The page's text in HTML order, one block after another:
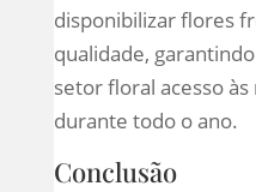
disponibilizar flores
qualidade,
setor floral acesso
durante todo o ano.
Conclusão